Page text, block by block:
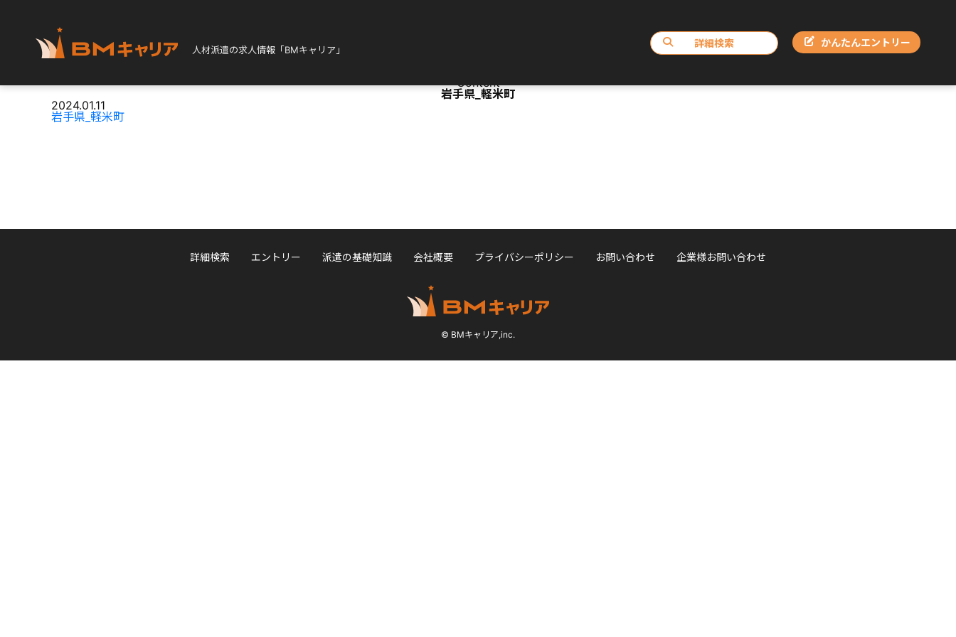
人材派遣の求人情報 「BMキャリア」
詳細検索 かんたんエントリー
Content
岩手県_軽米町
2024.01.11
岩手県_軽米町
詳細検索 エントリー 派遣の基礎知識 会社概要 プライバシーポリシー お問い合わせ 企業様お問い合わせ
© BMキャリア,inc.